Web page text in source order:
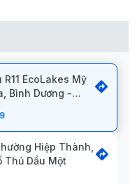
R11 EcoLakes Mỹ
Bình Dương -
Hiệp Thành,
Thủ Dầu Một